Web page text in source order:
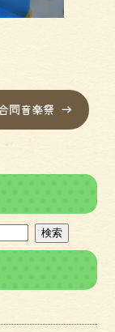
同音楽祭 →